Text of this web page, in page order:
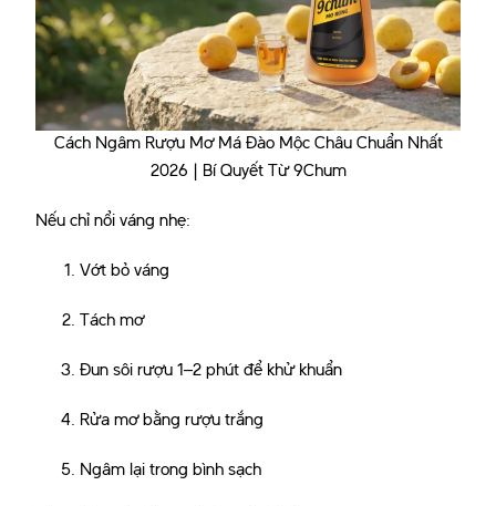
Cách Ngâm Rượu Mơ Má Đào Mộc Châu Chuẩn Nhất
2026 | Bí Quyết Từ 9Chum
Nếu chỉ nổi váng nhẹ:
Vớt bỏ váng
Tách mơ
Đun sôi rượu 1–2 phút để khử khuẩn
Rửa mơ bằng rượu trắng
Ngâm lại trong bình sạch